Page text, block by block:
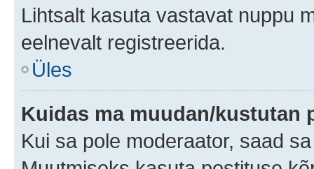
Lihtsalt kasuta vastavat nuppu
eelnevalt registreerida.
Üles
Kuidas ma muudan/kustutan
Kui sa pole moderaator, saad